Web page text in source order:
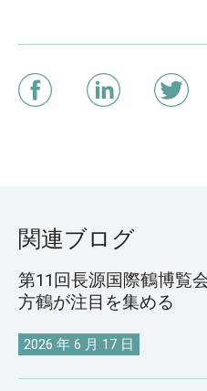
関連ブログ
第11回長源国際鶴博覧
方鶴が注目を集める
2026 年 6 月 17 日